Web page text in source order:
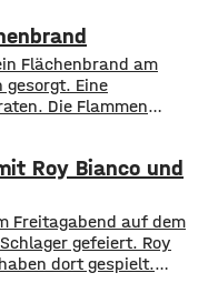
Führung gegangen.
mehr Chancen,
Minute
Flächenbrand am
Eine
Die Flammen
aus. Auch
kamen die
und fünf
Roy Bianco und
Freitagabend auf dem
gefeiert. Roy
dort gespielt.